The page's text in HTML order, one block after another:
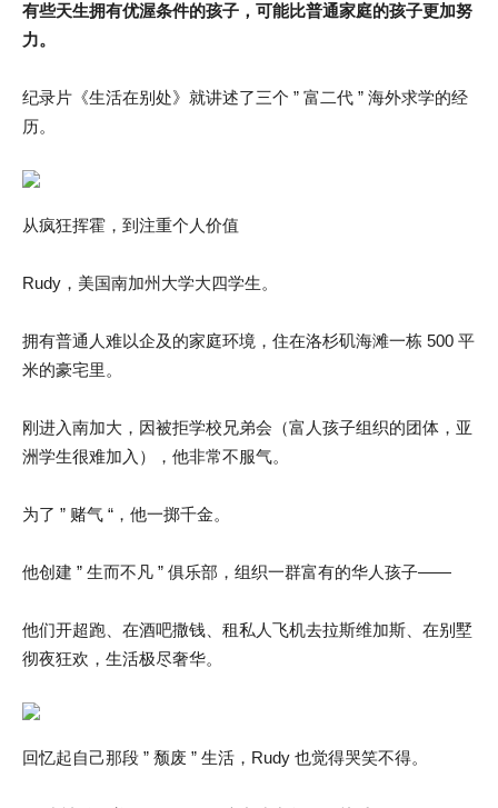
有些天生拥有优渥条件的孩子，可能比普通家庭的孩子更加努
力。
纪录片《生活在别处》就讲述了三个 ” 富二代 ” 海外求学的经
历。
从疯狂挥霍，到注重个人价值
Rudy，美国南加州大学大四学生。
拥有普通人难以企及的家庭环境，住在洛杉矶海滩一栋 500 平
米的豪宅里。
刚进入南加大，因被拒学校兄弟会（富人孩子组织的团体，亚
洲学生很难加入），他非常不服气。
为了 ” 赌气 “，他一掷千金。
他创建 ” 生而不凡 ” 俱乐部，组织一群富有的华人孩子——
他们开超跑、在酒吧撒钱、租私人飞机去拉斯维加斯、在别墅
彻夜狂欢，生活极尽奢华。
回忆起自己那段 ” 颓废 ” 生活，Rudy 也觉得哭笑不得。